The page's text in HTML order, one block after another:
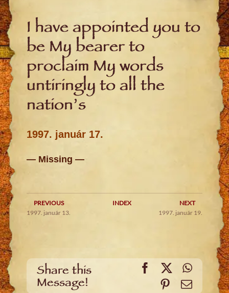
I have appointed you to
be My bearer to
proclaim My words
untiringly to all the
nation’s
1997. január 17.
— Missing —
PREVIOUS INDEX
NEXT
1997. január 13.
1997. január 19.
Share this
Message!
Facebook
X
PinterestEmail